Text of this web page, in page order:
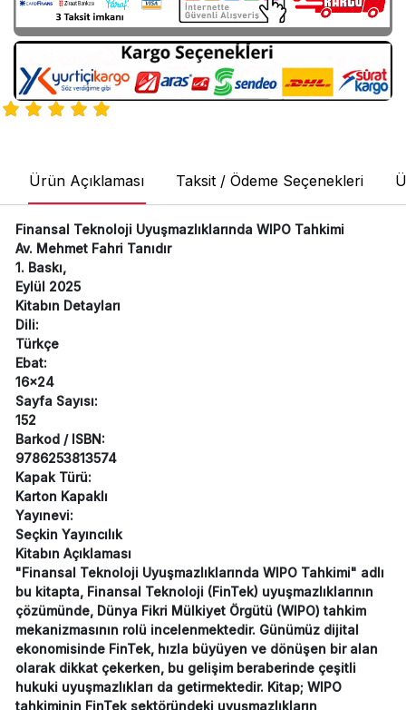
Ürün Açıklaması Taksit / Ödeme Seçenekleri
Finansal Teknoloji Uyuşmazlıklarında WIPO Tahkimi
Av. Mehmet Fahri Tanıdır
1. Baskı,
Eylül 2025
Kitabın Detayları
Dili:
Türkçe
Ebat:
16x24
Sayfa Sayısı:
152
Barkod / ISBN:
9786253813574
Kapak Türü:
Karton Kapaklı
Yayınevi:
Seçkin Yayıncılık
Kitabın Açıklaması
"Finansal Teknoloji Uyuşmazlıklarında WIPO Tahkimi" adlı
bu kitapta, Finansal Teknoloji (FinTek) uyuşmazlıklarının
çözümünde, Dünya Fikri Mülkiyet Örgütü (WIPO) tahkim
mekanizmasının rolü incelenmektedir. Günümüz dijital
ekonomisinde FinTek, hızla büyüyen ve dönüşen bir alan
olarak dikkat çekerken, bu gelişim beraberinde çeşitli
hukuki uyuşmazlıkları da getirmektedir. Kitap; WIPO
tahkiminin FinTek sektöründeki uyuşmazlıkların